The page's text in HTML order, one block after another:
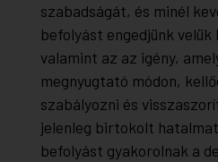
szabadságát, és minél
befolyást engedjünk
valamint az az igény,
megnyugtató módon,
szabályozni és
jelenleg birtokolt
befolyást gyakorolnak a